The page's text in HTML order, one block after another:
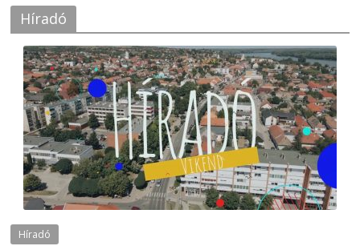
Híradó
Híradó